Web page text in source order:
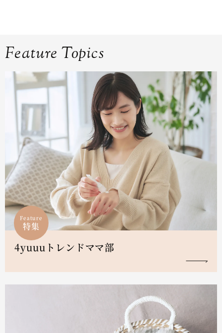
Feature Topics
Feature
特集
4yuuuトレンドママ部